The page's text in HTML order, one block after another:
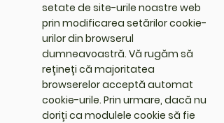
setate de site-urile noastre web
prin modificarea setărilor cookie-
urilor din browserul
dumneavoastră. Vă rugăm să
rețineți că majoritatea
browserelor acceptă automat
cookie-urile. Prin urmare, dacă nu
doriți ca modulele cookie să fie